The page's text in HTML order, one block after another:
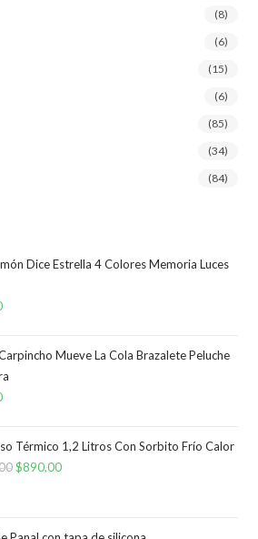
(8)
(6)
(15)
(6)
(85)
(34)
(84)
Dice Estrella 4 Colores Memoria Luces
Mueve La Cola Brazalete Peluche
Térmico 1,2 Litros Con Sorbito Frío Calor
El
era:
$890,00El
es: